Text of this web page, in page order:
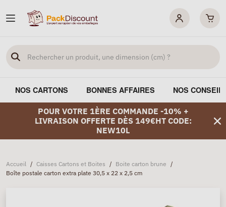
NOS CARTONS BONNES AFFAIRES NOS
POUR VOTRE 1ÈRE COMMANDE -10% +
LIVRAISON OFFERTE DÈS 149€HT CODE:
NEW10L
Accueil / Caisses Cartons et Boites / Boite carton brune /
Boîte postale carton extra plate 30,5 x 22 x 2,5 cm